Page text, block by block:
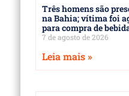
Três homens são
na Bahia; vítima foi
para compra de
7 de agosto de 2026
Leia mais »